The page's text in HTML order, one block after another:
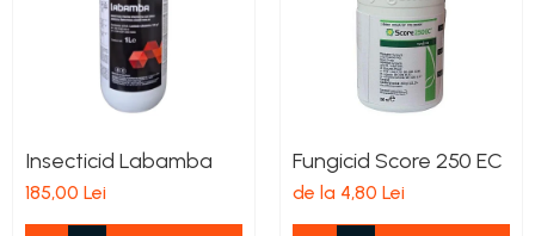
Insecticid Labamba
185,00 Lei
Fungicid Score 250 EC
de la 4,80 Lei